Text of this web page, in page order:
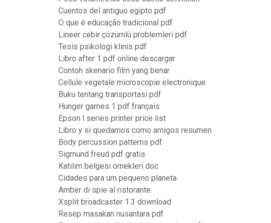
Cuentos del antiguo egipto pdf
O que é educação tradicional pdf
Lineer cebir çözümlü problemleri pdf
Tesis psikologi klinis pdf
Libro after 1 pdf online descargar
Contoh skenario film yang benar
Cellule vegetale microscopie electronique
Buku tentang transportasi pdf
Hunger games 1 pdf français
Epson l series printer price list
Libro y si quedamos como amigos resumen
Body percussion patterns pdf
Sigmund freud pdf gratis
Katılım belgesi örnekleri doc
Cidades para um pequeno planeta
Amber di spie al ristorante
Xsplit broadcaster 1.3 download
Resep masakan nusantara pdf